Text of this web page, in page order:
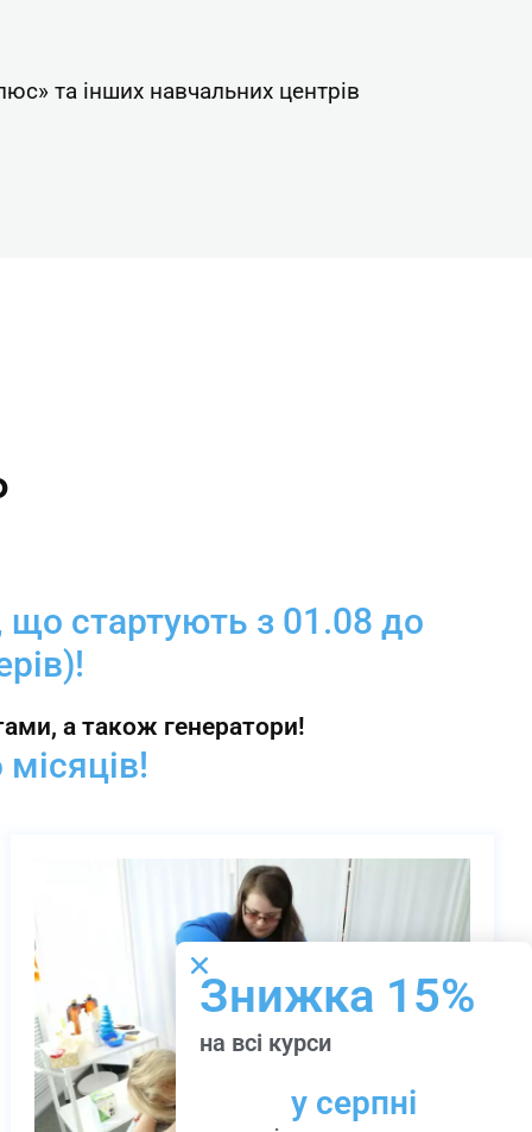
та інших навчальних центрів
що стартують з 01.08 до
а також генератори!
Знижка 15%
на всі курси
у серпні